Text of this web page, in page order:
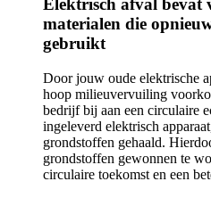
Elektrisch afval bevat
materialen die
gebruikt
Door jouw oude elektrische
hoop milieuvervuiling
bedrijf bij aan een circulaire
ingeleverd elektrisch
grondstoffen gehaald.
grondstoffen gewonnen te
circulaire toekomst en een